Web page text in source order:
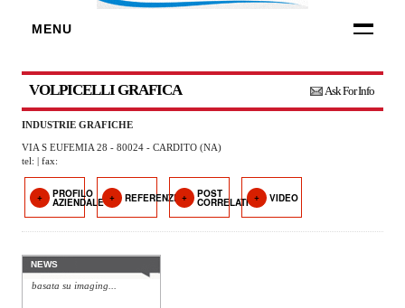
MENU
ENTI E
ZOOM
TEMATICI
Ask For Info
VOLPICELLI GRAFICA
INDUSTRIE GRAFICHE
VIA S EUFEMIA 28 - 80024 - CARDITO (NA)
tel: | fax:
PROFILO
AZIENDALE REFERENZE POST
CORRELATI VIDEO
NEWS
Konica Minolta presenta
Specim RETEX
riferimento a livello globale
presenta Specim RETEX,
una soluzione completa
basata su imaging...